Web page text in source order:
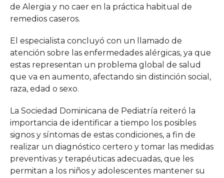
de Alergia y no caer en la práctica habitual de
remedios caseros.
El especialista concluyó con un llamado de
atención sobre las enfermedades alérgicas, ya que
estas representan un problema global de salud
que va en aumento, afectando sin distinción social,
raza, edad o sexo.
La Sociedad Dominicana de Pediatría reiteró la
importancia de identificar a tiempo los posibles
signos y síntomas de estas condiciones, a fin de
realizar un diagnóstico certero y tomar las medidas
preventivas y terapéuticas adecuadas, que les
permitan a los niños y adolescentes mantener su